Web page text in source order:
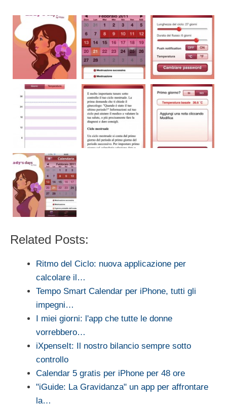
Related Posts:
Ritmo del Ciclo: nuova applicazione per
calcolare il…
Tempo Smart Calendar per iPhone, tutti gli
impegni…
I miei giorni: l'app che tutte le donne
vorrebbero…
iXpenseIt: Il nostro bilancio sempre sotto
controllo
Calendar 5 gratis per iPhone per 48 ore
"iGuide: La Gravidanza" un app per affrontare
la…